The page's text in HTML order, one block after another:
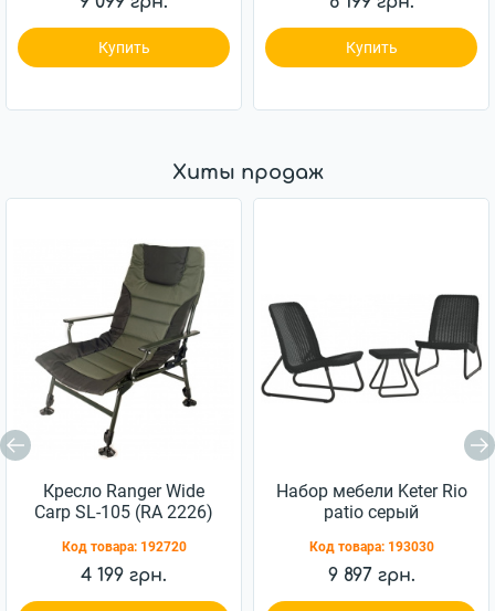
Купить Купить
Хиты продаж
Кресло Ranger Wide
Carp SL-105 (RA 2226)
Код товара: 192720
4 199 грн.
Набор мебели Keter Rio
patio серый
Код товара: 193030
9 897 грн.